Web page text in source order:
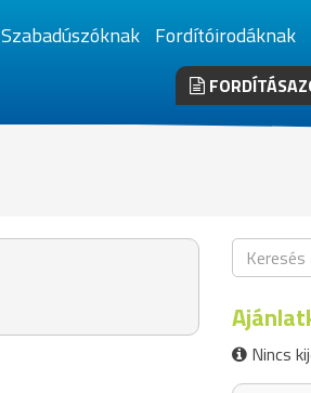
Szabadúszóknak Fordítóirodáknak
Nincs